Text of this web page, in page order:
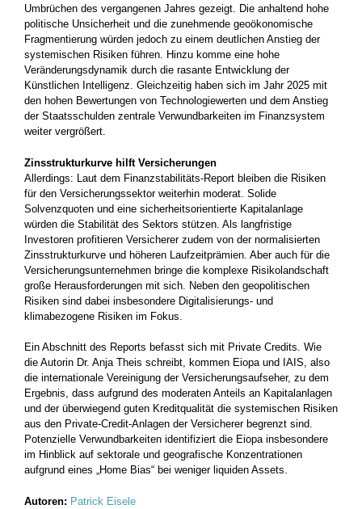
Umbrüchen des vergangenen Jahres gezeigt. Die anhaltend hohe
politische Unsicherheit und die zunehmende geoökonomische
Fragmentierung würden jedoch zu einem deutlichen Anstieg der
systemischen Risiken führen. Hinzu komme eine hohe
Veränderungsdynamik durch die rasante Entwicklung der
Künstlichen Intelligenz. Gleichzeitig haben sich im Jahr 2025 mit
den hohen Bewertungen von Technologiewerten und dem Anstieg
der Staatsschulden zentrale Verwundbarkeiten im Finanzsystem
weiter vergrößert.
Zinsstrukturkurve hilft Versicherungen
Allerdings: Laut dem Finanzstabilitäts-Report bleiben die Risiken
für den Versicherungssektor weiterhin moderat. Solide
Solvenzquoten und eine sicherheitsorientierte Kapitalanlage
würden die Stabilität des Sektors stützen. Als langfristige
Investoren profitieren Versicherer zudem von der normalisierten
Zinsstrukturkurve und höheren Laufzeitprämien. Aber auch für die
Versicherungsunternehmen bringe die komplexe Risikolandschaft
große Herausforderungen mit sich. Neben den geopolitischen
Risiken sind dabei insbesondere Digitalisierungs- und
klimabezogene Risiken im Fokus.
Ein Abschnitt des Reports befasst sich mit Private Credits. Wie
die Autorin Dr. Anja Theis schreibt, kommen Eiopa und IAIS, also
die internationale Vereinigung der Versicherungsaufseher, zu dem
Ergebnis, dass aufgrund des moderaten Anteils an Kapitalanlagen
und der überwiegend guten Kreditqualität die systemischen Risiken
aus den Private-Credit-Anlagen der Versicherer begrenzt sind.
Potenzielle Verwundbarkeiten identifiziert die Eiopa insbesondere
im Hinblick auf sektorale und geografische Konzentrationen
aufgrund eines „Home Bias“ bei weniger liquiden Assets.
Autoren: Patrick Eisele